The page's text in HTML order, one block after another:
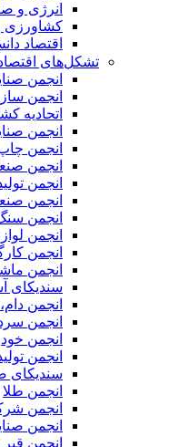
انرژی و
کشاورزی
اقتصاد
تشکل‌های
انجمن
انجمن
اتحادیه
انجمن
انجمن
انجمن
انجمن
انجمن
انجمن
انجمن
انجمن
انجمن
سندیکای
انجمن
انجمن
انجمن
انجمن
سندیکای
انجمن طلا
انجمن
انجمن
انجمن